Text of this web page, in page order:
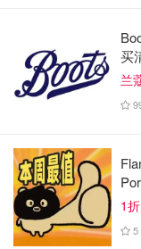
图片
买
兰
1
5